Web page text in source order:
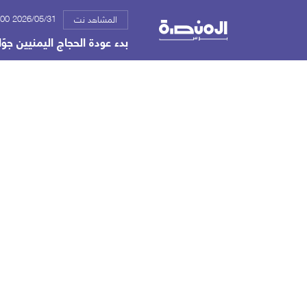
المشاهد نت 2026/05/31 09:00 م
بدء عودة الحجاج اليمنيين